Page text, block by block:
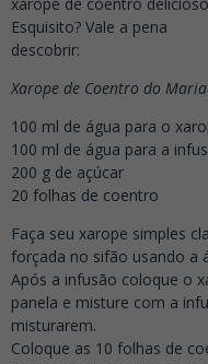
xarope de coentro
Esquisito? Vale a pena
descobrir:
Xarope de Coentro do
100 ml de água para o
100 ml de água para a
200 g de açúcar
20 folhas de coentro
Faça seu xarope simples
forçada no sifão usando a
Após a infusão coloque o
panela e misture com a
misturarem.
Coloque as 10 folhas de